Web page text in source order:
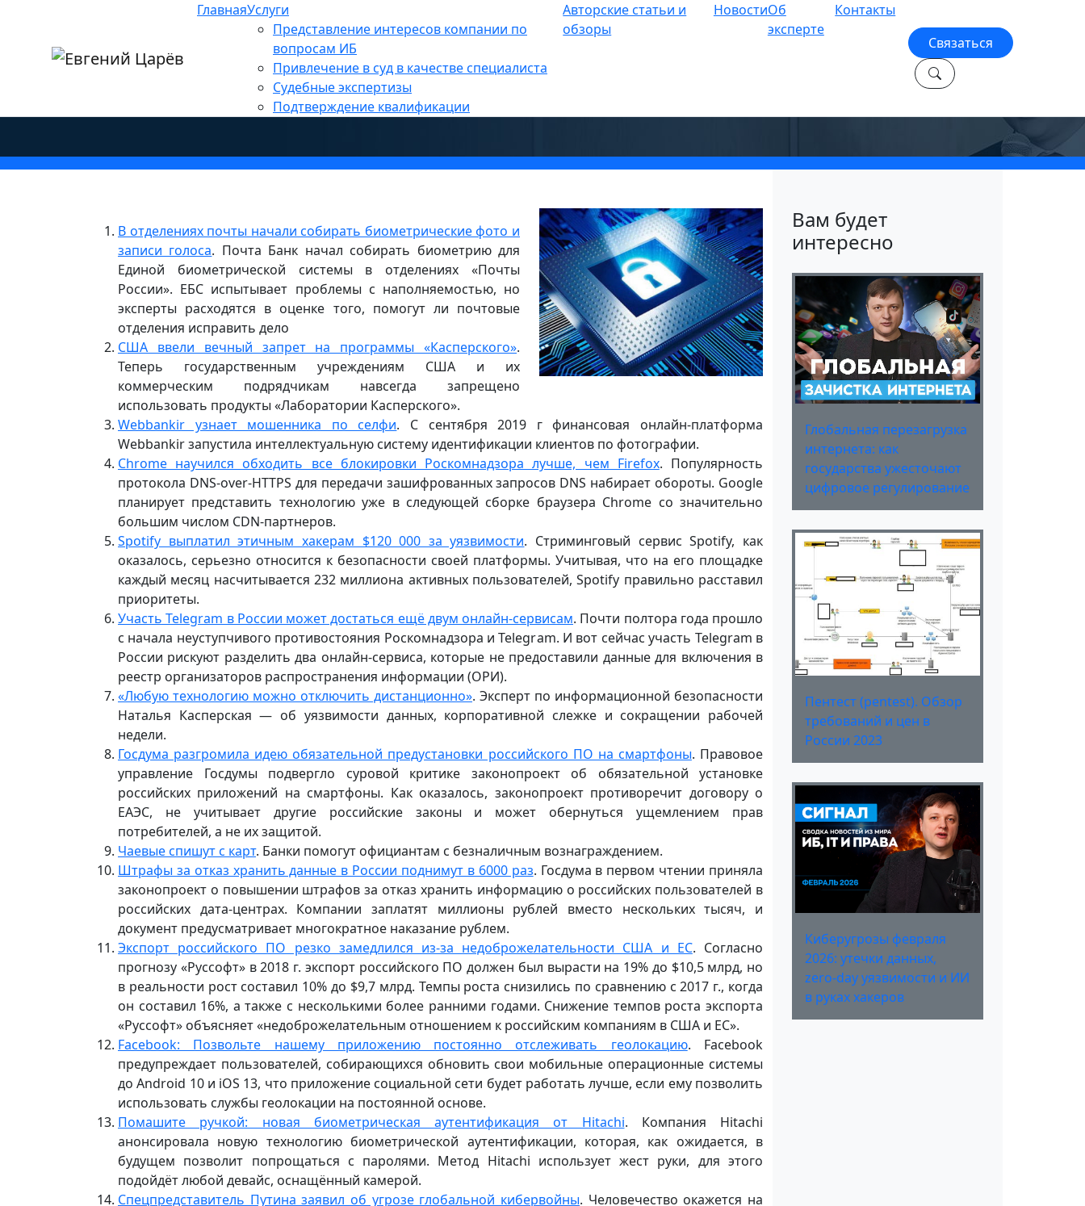
ГлавнаяУслуги
Представление интересов компании по
вопросам ИБ
Привлечение в суд в качестве специалиста
Судебные экспертизы
Подтверждение квалификации
Авторские статьи и
обзоры
НовостиОб
эксперте
Контакты
Связаться
Персональные данные»
ИНТЕРЕСНОЕ ЗА НЕДЕЛЮ В МИРЕ КИБЕРБЕЗОПАСНОСТИ (9
— 15 СЕНТЯБРЯ)
В отделениях почты начали собирать биометрические фото и
записи голоса. Почта Банк начал собирать биометрию для
Единой биометрической системы в отделениях «Почты
России». ЕБС испытывает проблемы с наполняемостью, но
эксперты расходятся в оценке того, помогут ли почтовые
отделения исправить дело
США ввели вечный запрет на программы «Касперского».
Теперь государственным учреждениям США и их
коммерческим подрядчикам навсегда запрещено
использовать продукты «Лаборатории Касперского».
Webbankir узнает мошенника по селфи. С сентября 2019 г финансовая онлайн-платформа
Webbankir запустила интеллектуальную систему идентификации клиентов по фотографии.
Chrome научился обходить все блокировки Роскомнадзора лучше, чем Firefox. Популярность
протокола DNS-over-HTTPS для передачи зашифрованных запросов DNS набирает обороты. Google
планирует представить технологию уже в следующей сборке браузера Chrome со значительно
большим числом CDN-партнеров.
Spotify выплатил этичным хакерам $120 000 за уязвимости. Стриминговый сервис Spotify, как
оказалось, серьезно относится к безопасности своей платформы. Учитывая, что на его площадке
каждый месяц насчитывается 232 миллиона активных пользователей, Spotify правильно расставил
приоритеты.
Участь Telegram в России может достаться ещё двум онлайн-сервисам. Почти полтора года прошло
с начала неуступчивого противостояния Роскомнадзора и Telegram. И вот сейчас участь Telegram в
России рискуют разделить два онлайн-сервиса, которые не предоставили данные для включения в
реестр организаторов распространения информации (ОРИ).
«Любую технологию можно отключить дистанционно». Эксперт по информационной безопасности
Наталья Касперская — об уязвимости данных, корпоративной слежке и сокращении рабочей
недели.
Госдума разгромила идею обязательной предустановки российского ПО на смартфоны. Правовое
управление Госдумы подвергло суровой критике законопроект об обязательной установке
российских приложений на смартфоны. Как оказалось, законопроект противоречит договору о
ЕАЭС, не учитывает другие российские законы и может обернуться ущемлением прав
потребителей, а не их защитой.
Чаевые спишут с карт. Банки помогут официантам с безналичным вознаграждением.
Штрафы за отказ хранить данные в России поднимут в 6000 раз. Госдума в первом чтении приняла
законопроект о повышении штрафов за отказ хранить информацию о российских пользователей в
российских дата-центрах. Компании заплатят миллионы рублей вместо нескольких тысяч, и
документ предусматривает многократное наказание рублем.
Экспорт российского ПО резко замедлился из-за недоброжелательности США и ЕС. Согласно
прогнозу «Руссофт» в 2018 г. экспорт российского ПО должен был вырасти на 19% до $10,5 млрд, но
в реальности рост составил 10% до $9,7 млрд. Темпы роста снизились по сравнению с 2017 г., когда
он составил 16%, а также с несколькими более ранними годами. Снижение темпов роста экспорта
«Руссофт» объясняет «недоброжелательным отношением к российским компаниям в США и ЕС».
Facebook: Позвольте нашему приложению постоянно отслеживать геолокацию. Facebook
предупреждает пользователей, собирающихся обновить свои мобильные операционные системы
до Android 10 и iOS 13, что приложение социальной сети будет работать лучше, если ему позволить
использовать службы геолокации на постоянной основе.
Помашите ручкой: новая биометрическая аутентификация от Hitachi. Компания Hitachi
анонсировала новую технологию биометрической аутентификации, которая, как ожидается, в
будущем позволит попрощаться с паролями. Метод Hitachi использует жест руки, для этого
подойдёт любой девайс, оснащённый камерой.
Спецпредставитель Путина заявил об угрозе глобальной кибервойны. Человечество окажется на
Вам будет
интересно
Глобальная перезагрузка
интернета: как
государства ужесточают
цифровое регулирование
Пентест (pentest). Обзор
требований и цен в
России 2023
Киберугрозы февраля
2026: утечки данных,
zero-day уязвимости и ИИ
в руках хакеров